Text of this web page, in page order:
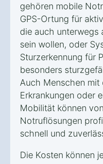
gehören mobile
GPS-Ortung für
die auch unterwegs
sein wollen, oder
Sturzerkennung für
besonders
Auch Menschen mit
Erkrankungen oder
Mobilität können
Notruflösungen
schnell und
Die Kosten können